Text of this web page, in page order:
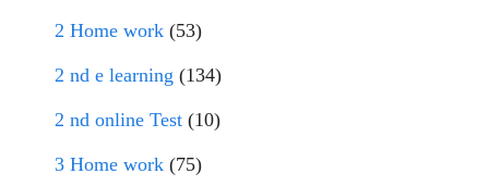
2 Home work (53)
2 nd e learning (134)
2 nd online Test (10)
3 Home work (75)